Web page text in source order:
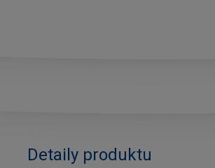
Detaily produktu